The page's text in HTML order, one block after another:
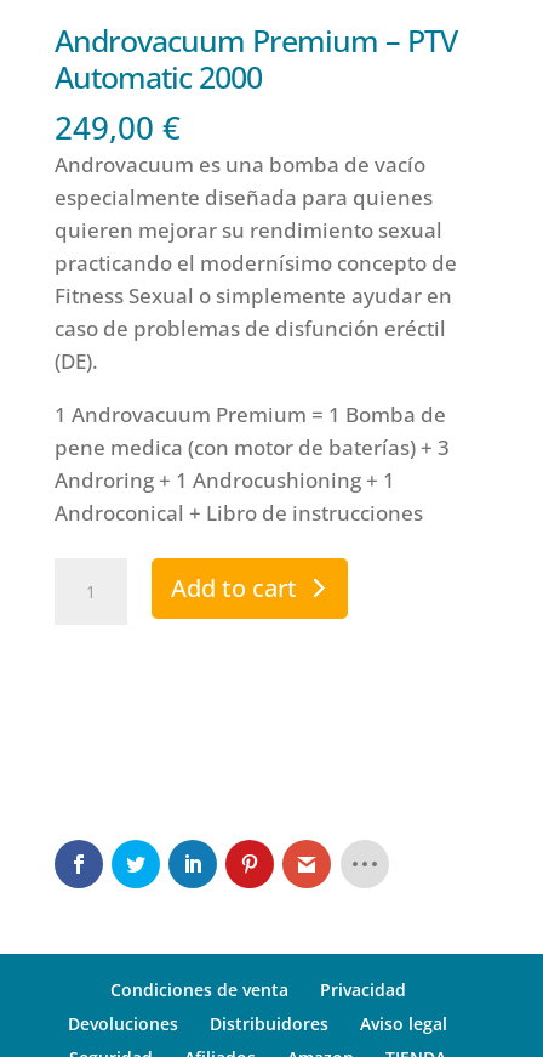
Androvacuum Premium – PTV
Automatic 2000
249,00 €
Androvacuum es una bomba de vacío
especialmente diseñada para quienes
quieren mejorar su rendimiento sexual
practicando el modernísimo concepto de
Fitness Sexual o simplemente ayudar en
caso de problemas de disfunción eréctil
(DE).
1 Androvacuum Premium = 1 Bomba de
pene medica (con motor de baterías) + 3
Androring + 1 Androcushioning + 1
Androconical + Libro de instrucciones
Androvacuum
Premium
Add to cart
Condiciones de venta
Privacidad
Devoluciones
Distribuidores
Aviso legal